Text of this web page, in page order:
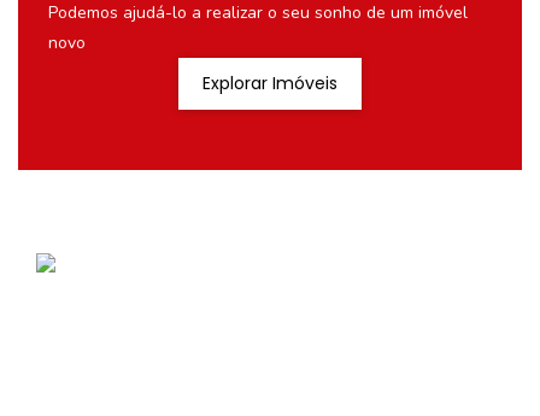
Podemos ajudá-lo a realizar o seu sonho de um imóvel
novo
Explorar Imóveis